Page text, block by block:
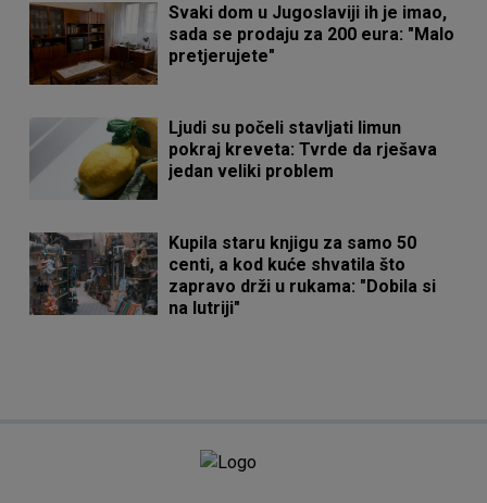
Svaki dom u Jugoslaviji ih je imao,
sada se prodaju za 200 eura: "Malo
pretjerujete"
Ljudi su počeli stavljati limun
pokraj kreveta: Tvrde da rješava
jedan veliki problem
Kupila staru knjigu za samo 50
centi, a kod kuće shvatila što
zapravo drži u rukama: "Dobila si
na lutriji"